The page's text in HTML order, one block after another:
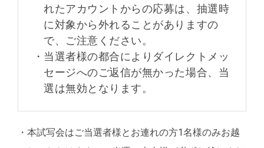
れたアカウントからの応募は、抽選時
に対象から外れることがありますの
で、ご注意ください。
・ 当選者様の都合によりダイレクトメッ
セージへのご返信が無かった場合、当
選は無効となります。
・ 本試写会はご当選者様とお連れの方1名様のみお越